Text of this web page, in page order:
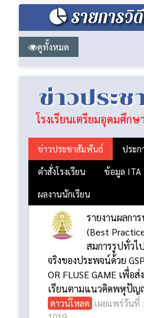
รายการวิ
ดูทั้งหมด
ข่าวประ
โรงเรียนเตรียมอุดมศึก
ข่าวประชาสัมพันธ์
ประก
คำสั่งโรงเรียน
ข้อมูล ITA
ผลงานนักเรียน
รายงานผลกา
(Best
สมการรูปทั่วไ
จริงของประพจน์ด้วย
OR FLUSE GAME เพื่อ
เรียนตามแนวคิดพหุปัญ
ดาวน์โหลด เผยแพร่วันที่